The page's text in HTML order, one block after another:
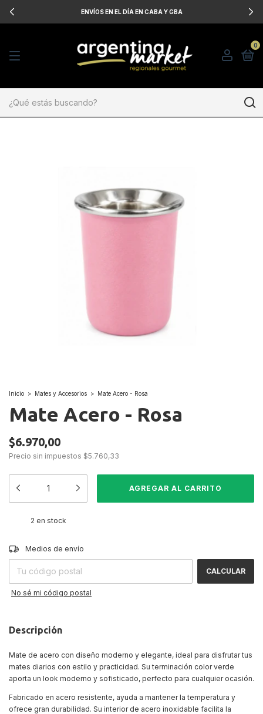
ENVÍOS EN EL DÍA EN CABA Y GBA
0
Inicio > Mates y Accesorios > Mate Acero - Rosa
Mate Acero - Rosa
$6.970,00
Precio sin impuestos $5.760,33
2 en stock
Entregas para el CP:
Medios de envío
CALCULAR
No sé mi código postal
Descripción
Mate de acero con diseño moderno y elegante, ideal para disfrutar tus
mates diarios con estilo y practicidad. Su terminación color verde
aporta un look moderno y sofisticado, perfecto para cualquier ocasión.
Fabricado en acero resistente, ayuda a mantener la temperatura y
ofrece gran durabilidad. Su interior de acero inoxidable facilita la